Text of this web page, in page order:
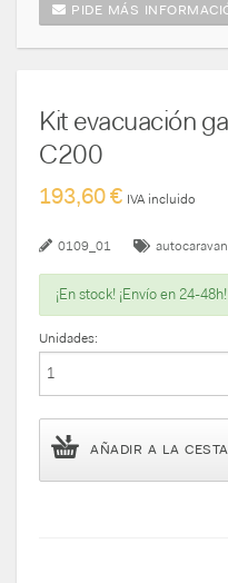
PIDE MÁS
Kit evacuación
C200
193,60 € IVA incluido
0109_01
¡En stock! ¡Envío en 24-48h!
Unidades:
AÑADIR A LA CESTA